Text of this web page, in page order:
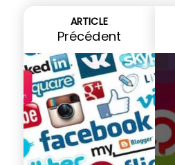
ARTICLE
Précédent